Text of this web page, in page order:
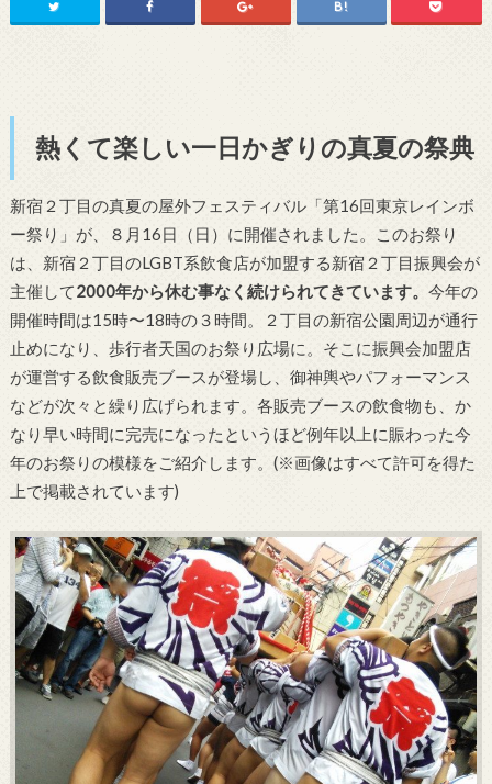
熱くて楽しい一日かぎりの真夏の祭典
新宿２丁目の真夏の屋外フェスティバル「第16回東京レインボ
ー祭り」が、８月16日（日）に開催されました。このお祭り
は、新宿２丁目のLGBT系飲食店が加盟する新宿２丁目振興会が
主催して2000年から休む事なく続けられてきています。 今年の
開催時間は15時〜18時の３時間。２丁目の新宿公園周辺が通行
止めになり、歩行者天国のお祭り広場に。そこに振興会加盟店
が運営する飲食販売ブースが登場し、御神輿やパフォーマンス
などが次々と繰り広げられます。各販売ブースの飲食物も、か
なり早い時間に完売になったというほど例年以上に賑わった今
年のお祭りの模様をご紹介します。(※画像はすべて許可を得た
上で掲載されています)